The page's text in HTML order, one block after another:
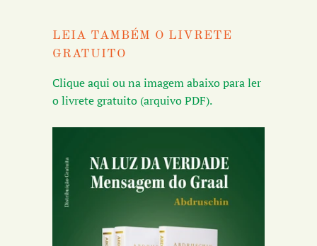
LEIA TAMBÉM O LIVRETE
GRATUITO
Clique aqui ou na imagem abaixo para ler
o livrete gratuito (arquivo PDF).